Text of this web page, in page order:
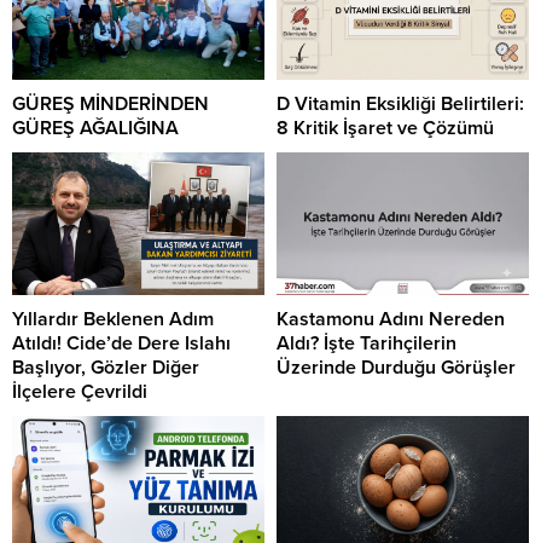
GÜREŞ MİNDERİNDEN
GÜREŞ AĞALIĞINA
D Vitamin Eksikliği Belirtileri:
8 Kritik İşaret ve Çözümü
Yıllardır Beklenen Adım
Atıldı! Cide’de Dere Islahı
Başlıyor, Gözler Diğer
İlçelere Çevrildi
Kastamonu Adını Nereden
Aldı? İşte Tarihçilerin
Üzerinde Durduğu Görüşler